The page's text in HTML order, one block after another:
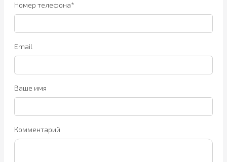
Номер телефона*
Email
Ваше имя
Комментарий